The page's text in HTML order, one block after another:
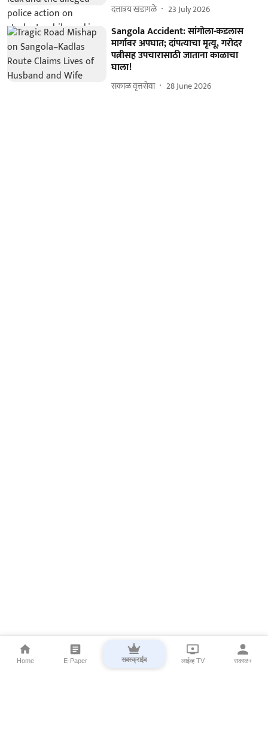
दत्तात्रय खंडागळे 23 July 2026
Sangola Accident: सांगोला-कडलास
मार्गावर अपघात; दांपत्याचा मृत्यू, गरोदर
पत्नीसह उपचारासाठी जाताना काळाचा
घाला!
सकाळ वृत्तसेवा 28 June 2026
Home E-Paper सबस्क्राईब लाईव्ह TV सकाळ+